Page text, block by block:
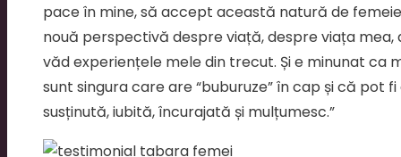
pace în mine, să accept această natură de
nouă perspectivă despre viață, despre viața
văd experiențele mele din trecut. Și e minunat ca
sunt singura care are “buburuze” în cap și că
susținută, iubită, încurajată și mulțumesc.”